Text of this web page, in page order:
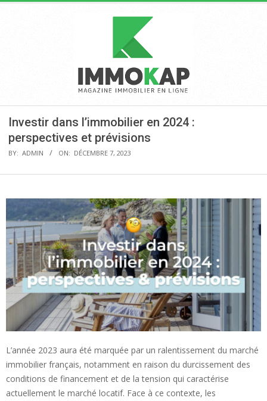
IMMOKAP
Navigation
Menu
Investir dans l’immobilier en 2024 :
perspectives et prévisions
BY: ADMIN ON: DÉCEMBRE 7, 2023
L’année 2023 aura été marquée par un ralentissement du marché
immobilier français, notamment en raison du durcissement des
conditions de financement et de la tension qui caractérise
actuellement le marché locatif. Face à ce contexte, les